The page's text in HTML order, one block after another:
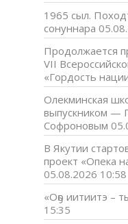
1965 сыл.
сонуннара
Продолжается
VII
«Гордость
Олекминская
выпускником —
Софроновым
В Якутии
проект «Опека
05.08.2026 10:58
«Оҕо иитиитэ –
15:35